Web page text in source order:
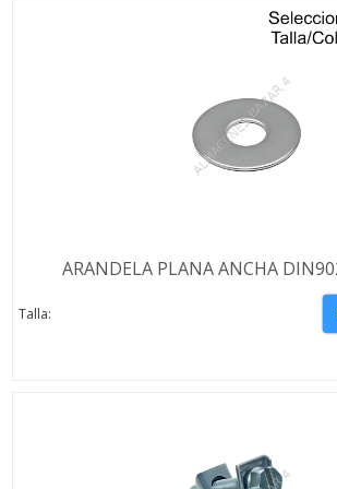
ARANDELA PLANA ANCHA
Talla: